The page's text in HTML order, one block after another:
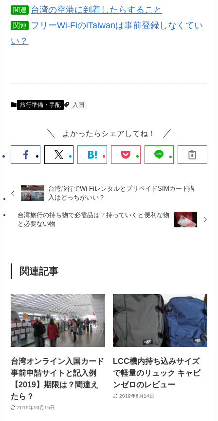
関連 台湾の空港に到着したらすること
関連
フリーWi-FiのiTaiwanは事前登録しなくてい
い？
旅行準備・手配 入国
よかったらシェアしてね！
台湾旅行でWi-FiレンタルとプリペイドSIMカード購
入はどっちがいい？
台湾旅行の持ち物で必需品は？持っていくと便利な物
と必要ない物
関連記事
台湾オンライン入国カード
事前申請サイトと記入例
【2019】期限は？間違え
たら？
2019年10月15日
LCC機内持ち込みサイズ
で軽量のリュック キャビ
ンゼロのレビュー
2019年6月14日